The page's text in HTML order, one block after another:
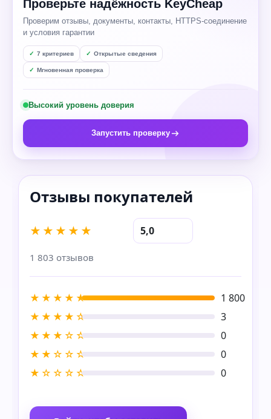
Проверьте надёжность KeyCheap
Проверим отзывы, документы, контакты, HTTPS-соединение
и условия гарантии
7 критериев Открытые сведения
Мгновенная проверка
Высокий уровень доверия
Запустить проверку
★★★★★ 5,0
1 803 отзывов
★★★★★
1 800
★★★★☆
3
★★★☆☆
0
★★☆☆☆
0
★☆☆☆☆
0